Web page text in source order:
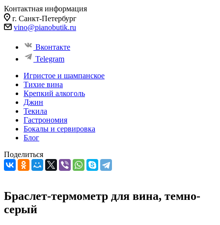
Контактная информация
г. Санкт-Петербург
vino@pianobutik.ru
Вконтакте
Telegram
Игристое и шампанское
Тихие вина
Крепкий алкоголь
Джин
Текила
Гастрономия
Бокалы и сервировка
Блог
Поделиться
Браслет-термометр для вина, темно-
серый